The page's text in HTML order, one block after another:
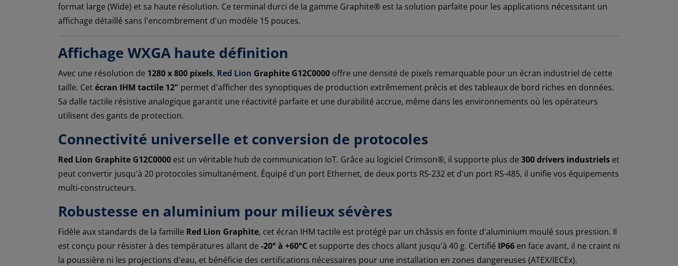
format large (Wide) et sa haute résolution. Ce terminal durci de la gamme Graphite® est la solution parfaite pour les applications nécessitant un
affichage détaillé sans l'encombrement d'un modèle 15 pouces.
Affichage WXGA haute définition
Avec une résolution de 1280 x 800 pixels, Red Lion Graphite G12C0000 offre une densité de pixels remarquable pour un écran industriel de cette
taille. Cetécran IHM tactile 12" permet d'afficher des synoptiques de production extrêmement précis et des tableaux de bord riches en données.
Sa dalle tactile résistive analogique garantit une réactivité parfaite et une durabilité accrue, même dans les environnements où les opérateurs
utilisent des gants de protection.
Connectivité universelle et conversion de protocoles
Red Lion Graphite G12C0000 est un véritable hub de communication IoT. Grâce au logiciel Crimson®, il supporte plus de 300 drivers industriels et
peut convertir jusqu'à 20 protocoles simultanément. Équipé d'un port Ethernet, de deux ports RS-232 et d'un port RS-485, il unifie vos équipements
multi-constructeurs.
Robustesse en aluminium pour milieux sévères
Fidèle aux standards de la famille Red Lion Graphite, cet écran IHM tactile est protégé par un châssis en fonte d'aluminium moulé sous pression. Il
est conçu pour résister à des températures allant de -20° à +60°C et supporte des chocs allant jusqu'à 40 g. Certifié IP66 en face avant, il ne craint ni
la poussière ni les projections d'eau, et bénéficie des certifications nécessaires pour une installation en zones dangereuses (ATEX/IECEx).